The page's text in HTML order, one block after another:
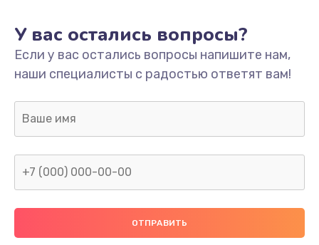
У вас остались вопросы?
Если у вас остались вопросы напишите нам,
наши специалисты с радостью ответят вам!